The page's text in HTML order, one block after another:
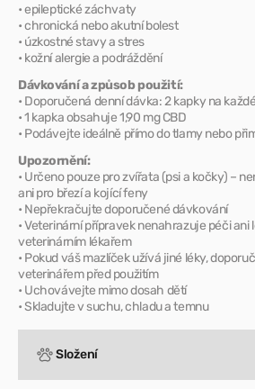
• epileptické záchvaty
• chronická nebo akutní bolest
• úzkostné stavy a stres
• kožní alergie a podráždění
Dávkování a způsob použití:
• Doporučená denní dávka: 2 kapky na
• 1 kapka obsahuje 1,90 mg CBD
• Podávejte ideálně přímo do tlamy nebo
Upozornění:
• Určeno pouze pro zvířata (psi a kočky) –
ani pro březí a kojící feny
• Nepřekračujte doporučené dávkování
• Veterinární přípravek nenahrazuje péči ani
veterinárním lékařem
• Pokud váš mazlíček užívá jiné léky,
veterinářem před použitím
• Uchovávejte mimo dosah dětí
• Skladujte v suchu, chladu a temnu
Složení